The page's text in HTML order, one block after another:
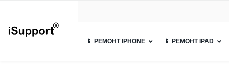
📱 РЕМОНТ IPHONE 📱 РЕМОНТ IPAD